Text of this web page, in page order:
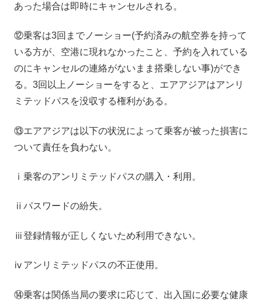
あった場合は即時にキャンセルされる。
⑫乗客は3回までノーショー(予約済みの航空券を持って
いる方が、空港に現れなかったこと、予約を入れている
のにキャンセルの連絡がないまま搭乗しない事)ができ
る。3回以上ノーショーをすると、エアアジアはアンリ
ミテッドパスを没収する権利がある。
⑬エアアジアは以下の状況によって乗客が被った損害に
ついて責任を負わない。
ⅰ乗客のアンリミテッドパスの購入・利用。
ⅱパスワードの紛失。
ⅲ登録情報が正しくないため利用できない。
ⅳアンリミテッドパスの不正使用。
⑭乗客は関係当局の要求に応じて、出入国に必要な健康